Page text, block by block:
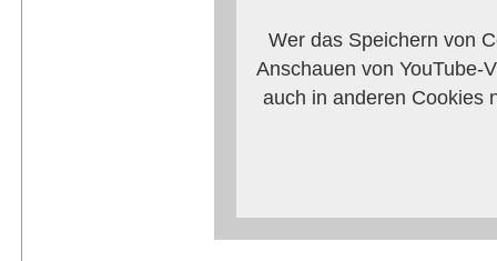
Wer das Speichern von
Anschauen von YouTube-
auch in anderen Cookies